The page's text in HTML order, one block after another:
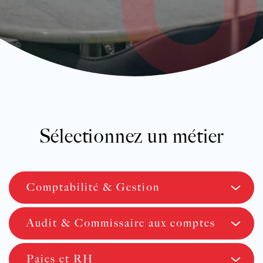
Sélectionnez un métier
Comptabilité & Gestion
Audit & Commissaire aux comptes
Paies et RH